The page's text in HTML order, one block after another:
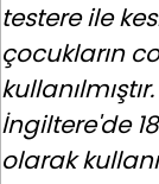
testere ile
çocukların
İngiltere'de
olarak